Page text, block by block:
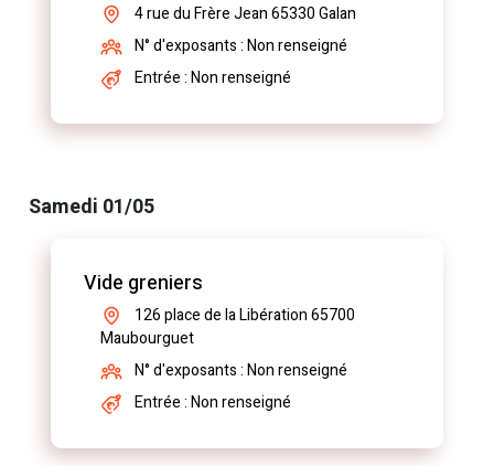
4 rue du Frère Jean 65330 Galan
N° d'exposants : Non renseigné
Entrée : Non renseigné
Samedi 01/05
Vide greniers
126 place de la Libération 65700
Maubourguet
N° d'exposants : Non renseigné
Entrée : Non renseigné